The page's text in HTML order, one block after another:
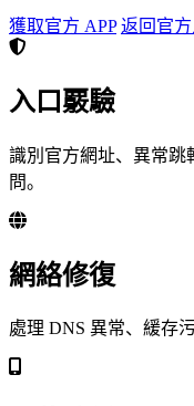
獲取官方 APP 返回官方
入口覈驗
識別官方網址、異常跳
問。
網絡修復
處理 DNS 異常、緩存